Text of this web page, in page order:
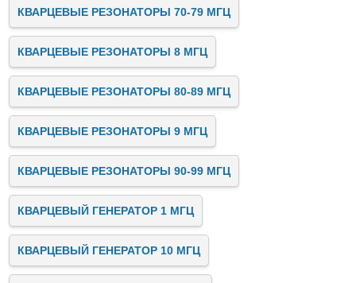
КВАРЦЕВЫЕ РЕЗОНАТОРЫ 70-79 МГЦ
КВАРЦЕВЫЕ РЕЗОНАТОРЫ 8 МГЦ
КВАРЦЕВЫЕ РЕЗОНАТОРЫ 80-89 МГЦ
КВАРЦЕВЫЕ РЕЗОНАТОРЫ 9 МГЦ
КВАРЦЕВЫЕ РЕЗОНАТОРЫ 90-99 МГЦ
КВАРЦЕВЫЙ ГЕНЕРАТОР 1 МГЦ
КВАРЦЕВЫЙ ГЕНЕРАТОР 10 МГЦ